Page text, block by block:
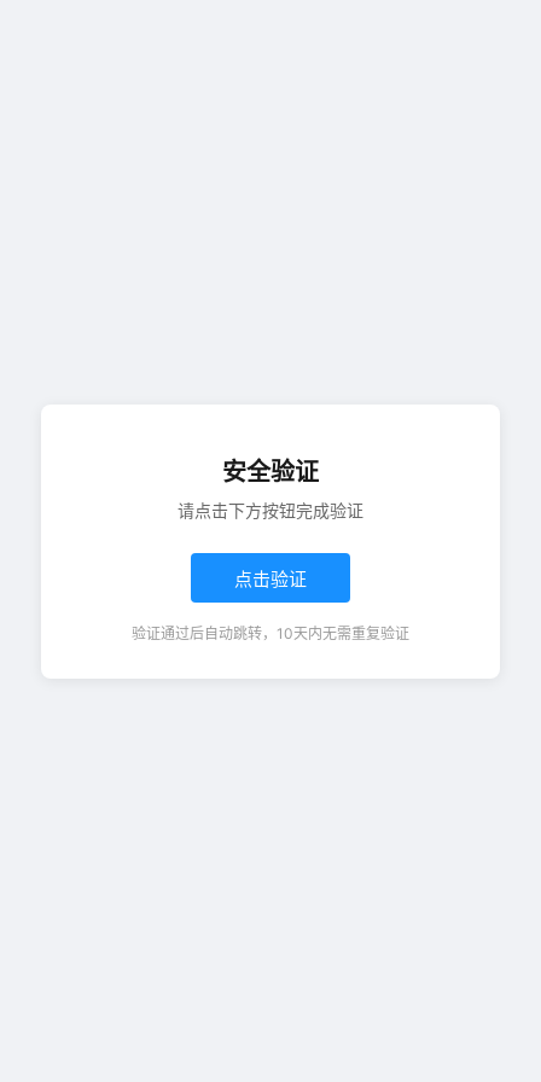
安全验证
请点击下方按钮完成验证
点击验证
验证通过后自动跳转，10天内无需重复验证